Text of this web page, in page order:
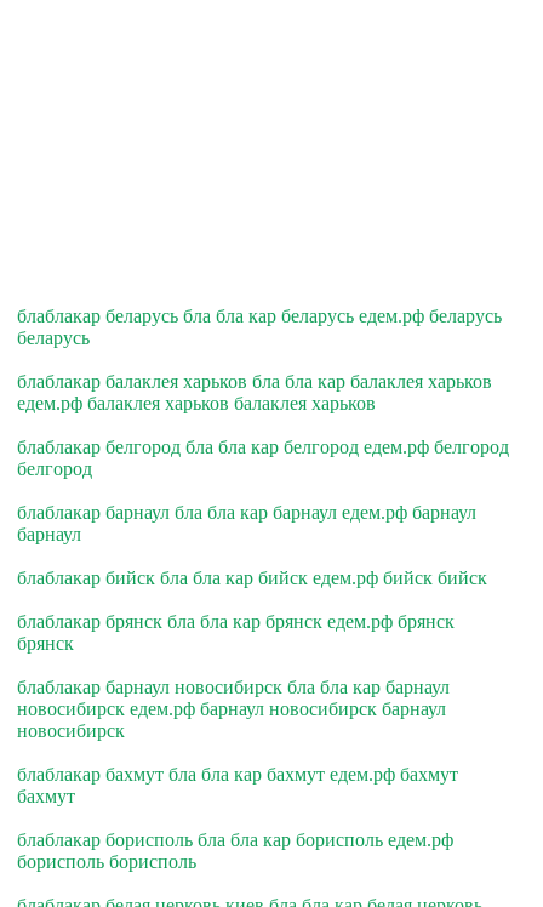
блаблакар беларусь бла бла кар беларусь едем.рф беларусь
беларусь
блаблакар балаклея харьков бла бла кар балаклея харьков
едем.рф балаклея харьков балаклея харьков
блаблакар белгород бла бла кар белгород едем.рф белгород
белгород
блаблакар барнаул бла бла кар барнаул едем.рф барнаул
барнаул
блаблакар бийск бла бла кар бийск едем.рф бийск бийск
блаблакар брянск бла бла кар брянск едем.рф брянск
брянск
блаблакар барнаул новосибирск бла бла кар барнаул
новосибирск едем.рф барнаул новосибирск барнаул
новосибирск
блаблакар бахмут бла бла кар бахмут едем.рф бахмут
бахмут
блаблакар борисполь бла бла кар борисполь едем.рф
борисполь борисполь